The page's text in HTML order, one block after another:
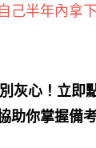
己半年內拿
灰心！立即
助你掌握備